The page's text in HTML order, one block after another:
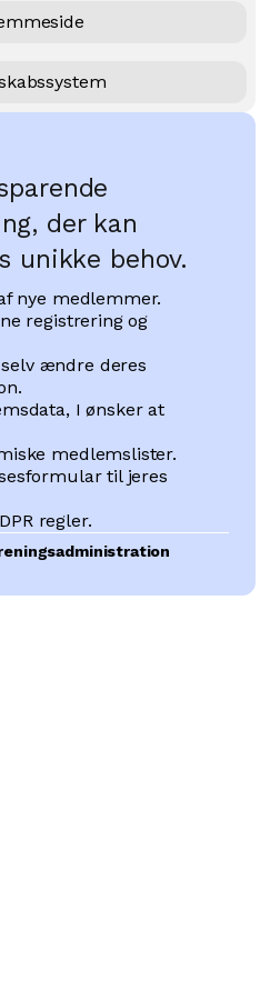
der kan
unikke behov.
nye medlemmer.
registrering og
ændre deres
I ønsker at
medlemslister.
til jeres
regler.